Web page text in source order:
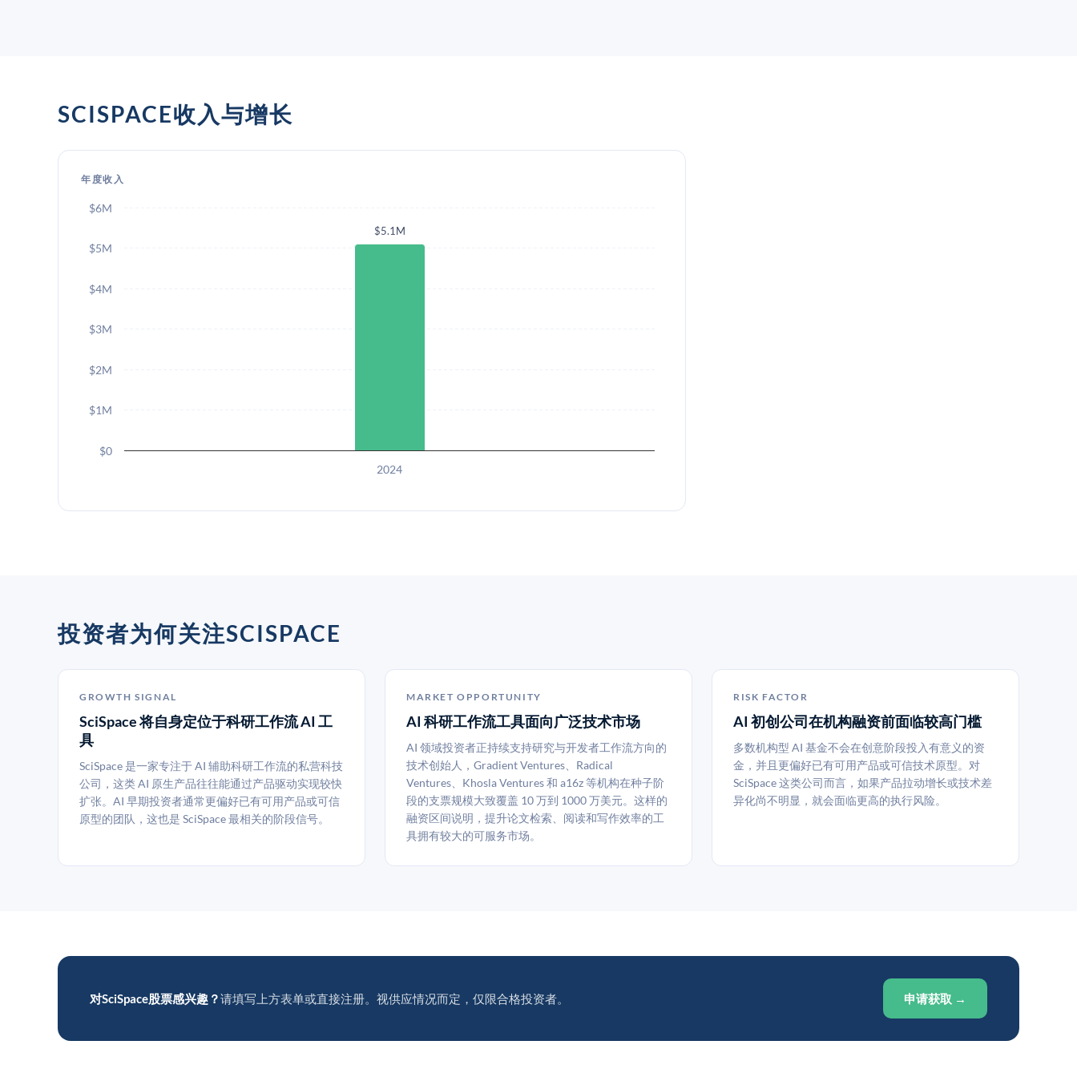
SCISPACE收入与增长
年度收入
$5.1M
2024
$0
$1M
$2M
$3M
$4M
$5M
$6M
投资者为何关注SCISPACE
GROWTH SIGNAL
SciSpace 将自身定位于科研工作流 AI 工
具
SciSpace 是一家专注于 AI 辅助科研工作流的私营科技
公司，这类 AI 原生产品往往能通过产品驱动实现较快
扩张。AI 早期投资者通常更偏好已有可用产品或可信
原型的团队，这也是 SciSpace 最相关的阶段信号。
MARKET OPPORTUNITY
AI 科研工作流工具面向广泛技术市场
AI 领域投资者正持续支持研究与开发者工作流方向的
技术创始人，Gradient Ventures、Radical
Ventures、Khosla Ventures 和 a16z 等机构在种子阶
段的支票规模大致覆盖 10 万到 1000 万美元。这样的
融资区间说明，提升论文检索、阅读和写作效率的工
具拥有较大的可服务市场。
RISK FACTOR
AI 初创公司在机构融资前面临较高门槛
多数机构型 AI 基金不会在创意阶段投入有意义的资
金，并且更偏好已有可用产品或可信技术原型。对
SciSpace 这类公司而言，如果产品拉动增长或技术差
异化尚不明显，就会面临更高的执行风险。
对SciSpace股票感兴趣？请填写上方表单或直接注册。视供应情况而定，仅限合格投资者。 申请获取 →